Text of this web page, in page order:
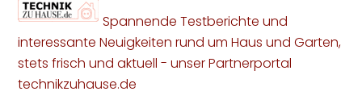
Spannende Testberichte und
interessante Neuigkeiten rund um Haus und Garten,
stets frisch und aktuell - unser Partnerportal
technikzuhause.de